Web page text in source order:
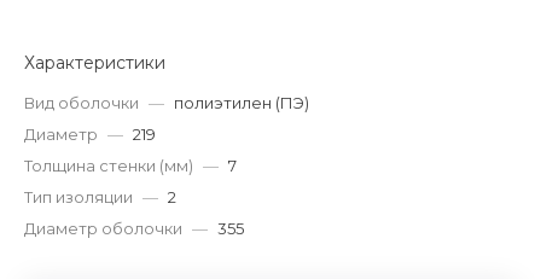
Характеристики
Вид оболочки — полиэтилен (ПЭ)
Диаметр — 219
Толщина стенки (мм) — 7
Тип изоляции — 2
Диаметр оболочки — 355